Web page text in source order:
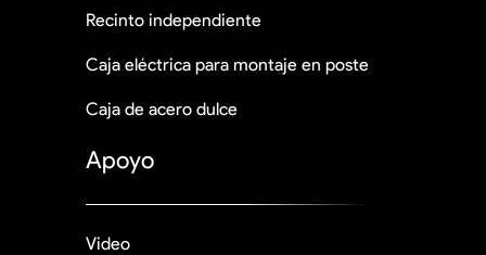
Recinto independiente
Caja eléctrica para montaje en poste
Caja de acero dulce
Apoyo
Video